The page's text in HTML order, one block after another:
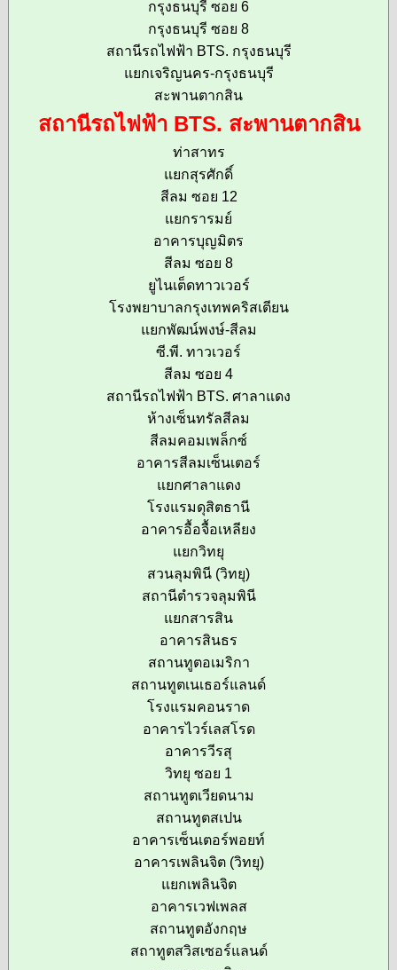
กรุงธนบุรี ซอย 6
กรุงธนบุรี ซอย 8
สถานีรถไฟฟ้า BTS. กรุงธนบุรี
แยกเจริญนคร-กรุงธนบุรี
สะพานตากสิน
สถานีรถไฟฟ้า BTS. สะพานตากสิน
ท่าสาทร
แยกสุรศักดิ์
สีลม ซอย 12
แยกรารมย์
อาคารบุญมิตร
สีลม ซอย 8
ยูไนเต็ดทาวเวอร์
โรงพยาบาลกรุงเทพคริสเตียน
แยกพัฒน์พงษ์-สีลม
ซี.พี. ทาวเวอร์
สีลม ซอย 4
สถานีรถไฟฟ้า BTS. ศาลาแดง
ห้างเซ็นทรัลสีลม
สีลมคอมเพล็กซ์
อาคารสีลมเซ็นเตอร์
แยกศาลาแดง
โรงแรมดุสิตธานี
อาคารอื้อจื้อเหลียง
แยกวิทยุ
สวนลุมพินี (วิทยุ)
สถานีตำรวจลุมพินี
แยกสารสิน
อาคารสินธร
สถานทูตอเมริกา
สถานทูตเนเธอร์แลนด์
โรงแรมคอนราด
อาคารไวร์เลสโรด
อาคารวีรสุ
วิทยุ ซอย 1
สถานทูตเวียดนาม
สถานทูตสเปน
อาคารเซ็นเตอร์พอยท์
อาคารเพลินจิต (วิทยุ)
แยกเพลินจิต
อาคารเวฟเพลส
สถานทูตอังกฤษ
สถาทูตสวิสเซอร์แลนด์